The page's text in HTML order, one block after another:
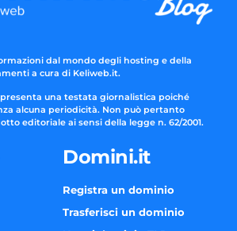
dal mondo degli hosting e della
a cura di Keliweb.it.
una testata giornalistica poiché
alcuna periodicità. Non può pertanto
editoriale ai sensi della legge n. 62/2001.
Domini.it
Registra un dominio
Trasferisci un dominio